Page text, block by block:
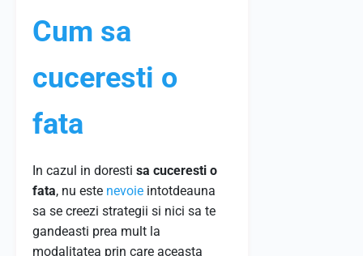
Cum sa
cuceresti o
fata
In cazul in doresti sa cuceresti o
fata, nu este nevoie intotdeauna
sa se creezi strategii si nici sa te
gandeasti prea mult la
modalitatea prin care aceasta